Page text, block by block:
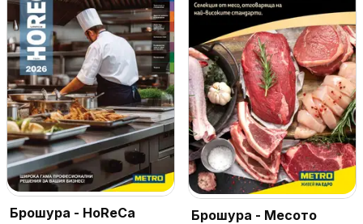
Брошура - HoReCa
Брошура - Месото